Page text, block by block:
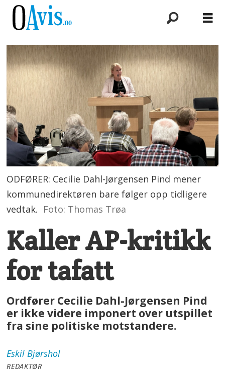
ODFØRER: Cecilie Dahl-Jørgensen Pind mener
kommunedirektøren bare følger opp tidligere
vedtak. Foto: Thomas Trøa
Kaller AP-kritikk
for tafatt
Ordfører Cecilie Dahl-Jørgensen Pind
er ikke videre imponert over utspillet
fra sine politiske motstandere.
Eskil Bjørshol
REDAKTØR